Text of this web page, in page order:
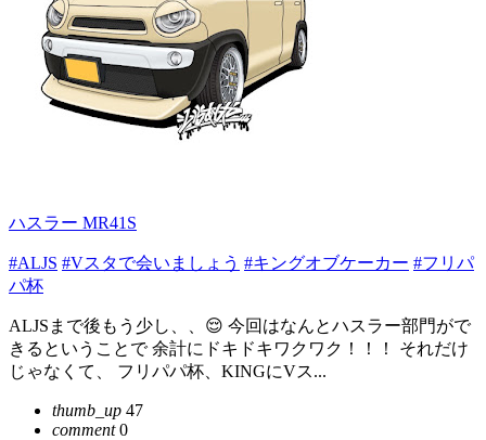
ハスラー MR41S
#ALJS #Vスタで会いましょう #キングオブケーカー #フリパ
パ杯
ALJSまで後もう少し、、😌 今回はなんとハスラー部門がで
きるということで 余計にドキドキワクワク！！！ それだけ
じゃなくて、 フリパパ杯、KINGにVス...
thumb_up 47
comment0